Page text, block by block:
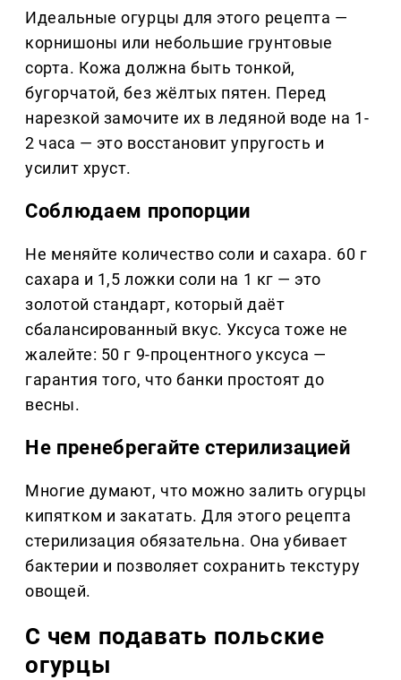
Идеальные огурцы для этого рецепта —
корнишоны или небольшие грунтовые
сорта. Кожа должна быть тонкой,
бугорчатой, без жёлтых пятен. Перед
нарезкой замочите их в ледяной воде на 1-
2 часа — это восстановит упругость и
усилит хруст.
Соблюдаем пропорции
Не меняйте количество соли и сахара. 60 г
сахара и 1,5 ложки соли на 1 кг — это
золотой стандарт, который даёт
сбалансированный вкус. Уксуса тоже не
жалейте: 50 г 9-процентного уксуса —
гарантия того, что банки простоят до
весны.
Не пренебрегайте стерилизацией
Многие думают, что можно залить огурцы
кипятком и закатать. Для этого рецепта
стерилизация обязательна. Она убивает
бактерии и позволяет сохранить текстуру
овощей.
С чем подавать польские
огурцы